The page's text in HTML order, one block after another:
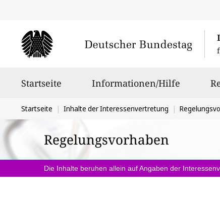
Startseite Informationen/Hilfe
Sie
befinden
sich
hier:
Startseite Inhalte der Interessenvertretung
Regelungsvorhaben
Die Inhalte beruhen allein auf Angaben der